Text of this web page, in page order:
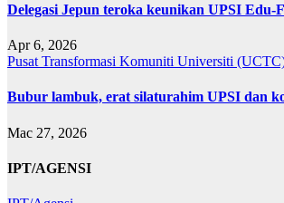
Delegasi Jepun teroka keunikan UPSI Edu-
Apr 6, 2026
Pusat Transformasi Komuniti Universiti
Bubur lambuk, erat silaturahim UPSI dan
Mac 27, 2026
IPT/AGENSI